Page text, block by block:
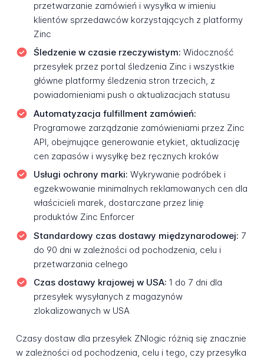
przetwarzanie zamówień i wysyłka w imieniu
klientów sprzedawców korzystających z platformy
Zinc
Śledzenie w czasie rzeczywistym: Widoczność
przesyłek przez portal śledzenia Zinc i wszystkie
główne platformy śledzenia stron trzecich, z
powiadomieniami push o aktualizacjach statusu
Automatyzacja fulfillment zamówień:
Programowe zarządzanie zamówieniami przez Zinc
API, obejmujące generowanie etykiet, aktualizację
cen zapasów i wysyłkę bez ręcznych kroków
Usługi ochrony marki: Wykrywanie podróbek i
egzekwowanie minimalnych reklamowanych cen dla
właścicieli marek, dostarczane przez linię
produktów Zinc Enforcer
Standardowy czas dostawy międzynarodowej: 7
do 90 dni w zależności od pochodzenia, celu i
przetwarzania celnego
Czas dostawy krajowej w USA: 1 do 7 dni dla
przesyłek wysyłanych z magazynów
zlokalizowanych w USA
Czasy dostaw dla przesyłek ZNlogic różnią się znacznie
w zależności od pochodzenia, celu i tego, czy przesyłka